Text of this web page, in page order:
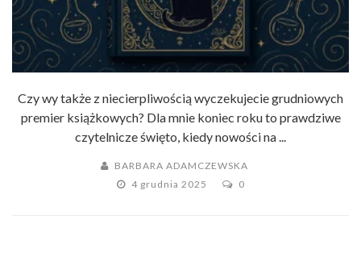
Czy wy także z niecierpliwością wyczekujecie grudniowych
premier książkowych? Dla mnie koniec roku to prawdziwe
czytelnicze święto, kiedy nowości na ...
BARBARA ADAMCZEWSKA
4 grudnia 2025
0